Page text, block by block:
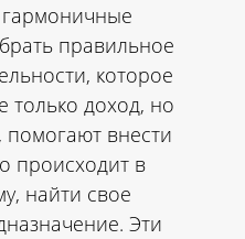
гармоничные
правильное
которое
только доход, но
помогают внести
происходит в
найти свое
Эти